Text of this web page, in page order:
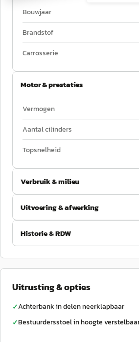
Bouwjaar
Brandstof
Carrosserie
Motor & prestaties
Vermogen
Aantal cilinders
Topsnelheid
Verbruik & milieu
Uitvoering & afwerking
Historie & RDW
Uitrusting & opties
✓Achterbank in delen neerklapbaar
✓Bestuurdersstoel in hoogte